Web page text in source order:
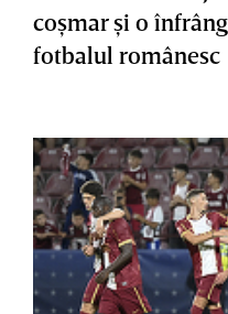
coşmar şi o
fotbalul românesc